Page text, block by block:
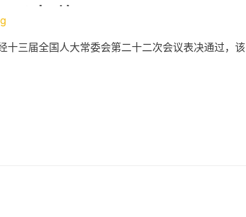
速览
十三届全国人大常委会第二十二次会议表决通过，该